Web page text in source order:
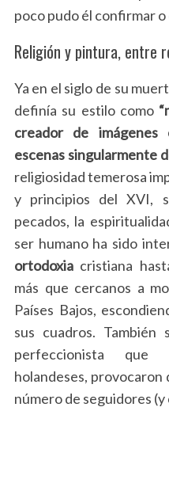
poco pudo él confirmar
Religión y pintura, entre
Ya en el siglo de su
definía su estilo como
creador de
escenas singularmente
religiosidad temerosa
y principios del XVI,
pecados, la
ser humano ha sido
ortodoxiacristiana
más que cercanos a
Países Bajos,
sus cuadros. También
perfeccionista que
holandeses,
número de seguidores